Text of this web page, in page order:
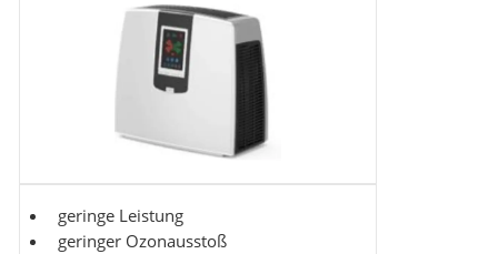
geringe Leistung
geringer Ozonausstoß